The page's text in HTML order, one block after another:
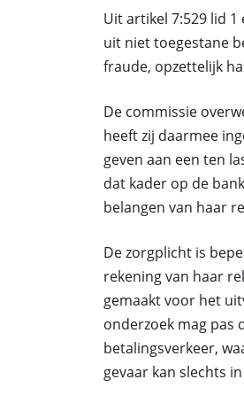
Uit artikel 7:529 lid
uit niet toegestane
fraude, opzettelijk
De commissie
heeft zij daarmee
geven aan een ten
dat kader op de
belangen van haar
De zorgplicht is
rekening van haar
gemaakt voor het
onderzoek mag pas
betalingsverkeer,
gevaar kan slechts